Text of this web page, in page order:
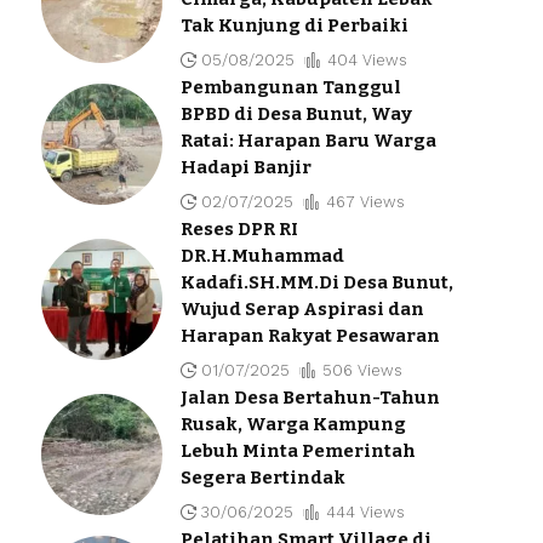
Tak Kunjung di Perbaiki
05/08/2025 404 Views
Pembangunan Tanggul
BPBD di Desa Bunut, Way
Ratai: Harapan Baru Warga
Hadapi Banjir
02/07/2025 467 Views
Reses DPR RI
DR.H.Muhammad
Kadafi.SH.MM.Di Desa Bunut,
Wujud Serap Aspirasi dan
Harapan Rakyat Pesawaran
01/07/2025 506 Views
Jalan Desa Bertahun-Tahun
Rusak, Warga Kampung
Lebuh Minta Pemerintah
Segera Bertindak
30/06/2025 444 Views